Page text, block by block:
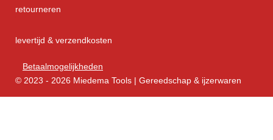
retourneren
levertijd & verzendkosten
Betaalmogelijkheden
© 2023 - 2026 Miedema Tools | Gereedschap & ijzerwaren